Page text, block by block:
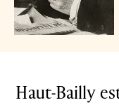
Haut-Bailly